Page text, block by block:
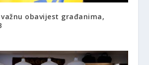
obavijest građanima,